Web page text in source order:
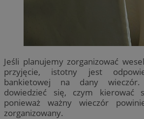
Jeśli planujemy zorganizować
przyjęcie, istotny jest
bankietowej na dany
dowiedzieć się, czym kierować
ponieważ ważny wieczór
zorganizowany.